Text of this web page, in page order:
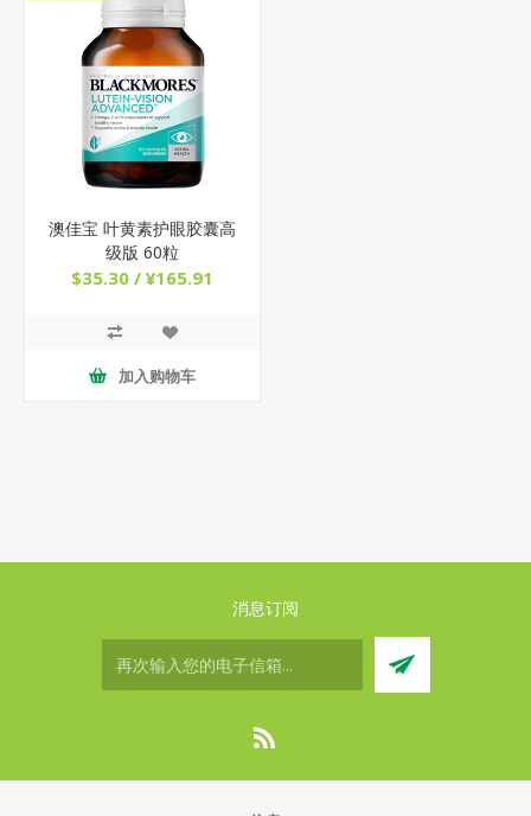
澳佳宝 叶黄素护眼胶囊高
级版 60粒
$35.30 / ¥165.91
加入购物车
消息订阅